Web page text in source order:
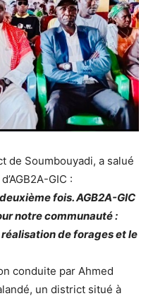
de Soumbouyadi, a salué
GIC :
fois. AGB2A-GIC
notre communauté :
de forages et le
conduite par Ahmed
un district situé à